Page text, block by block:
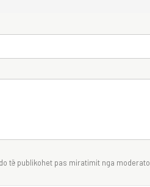
të publikohet pas miratimit nga